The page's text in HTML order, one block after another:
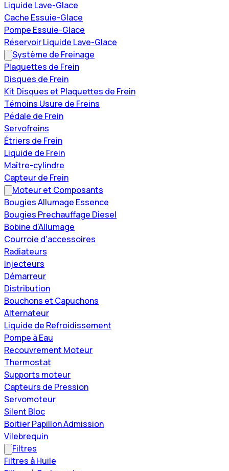
Liquide Lave-Glace
Cache Essuie-Glace
Pompe Essuie-Glace
Réservoir Liquide Lave-Glace
Système de Freinage
Plaquettes de Frein
Disques de Frein
Kit Disques et Plaquettes de Frein
Témoins Usure de Freins
Pédale de Frein
Servofreins
Étriers de Frein
Liquide de Frein
Maître-cylindre
Capteur de Frein
Moteur et Composants
Bougies Allumage Essence
Bougies Prechauffage Diesel
Bobine d'Allumage
Courroie d'accessoires
Radiateurs
Injecteurs
Démarreur
Distribution
Bouchons et Capuchons
Alternateur
Liquide de Refroidissement
Pompe à Eau
Recouvrement Moteur
Thermostat
Supports moteur
Capteurs de Pression
Servomoteur
Silent Bloc
Boitier Papillon Admission
Vilebrequin
Filtres
Filtres à Huile